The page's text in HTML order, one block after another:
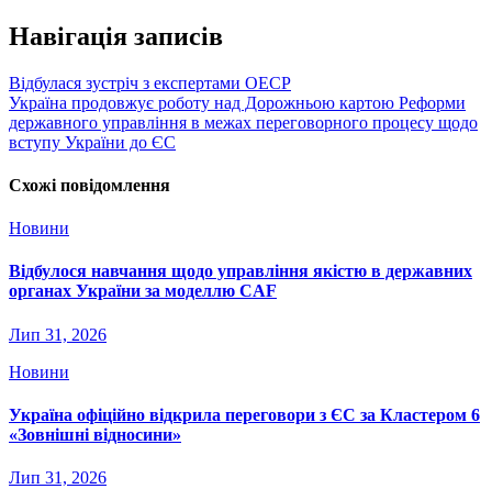
Навігація записів
Відбулася зустріч з експертами ОЕСР
Україна продовжує роботу над Дорожньою картою Реформи
державного управління в межах переговорного процесу щодо
вступу України до ЄС
Схожі повідомлення
Новини
Відбулося навчання щодо управління якістю в державних
органах України за моделлю CAF
Лип 31, 2026
Новини
Україна офіційно відкрила переговори з ЄС за Кластером 6
«Зовнішні відносини»
Лип 31, 2026